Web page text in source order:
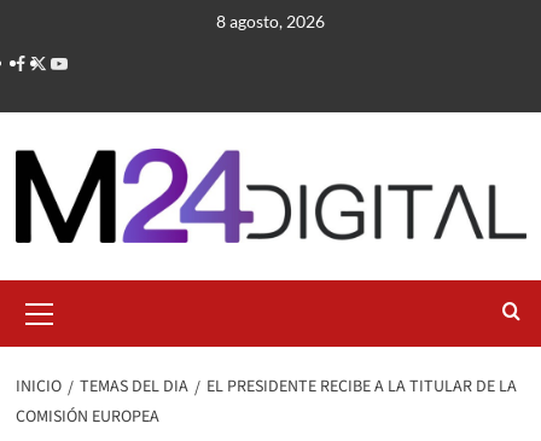
contenido
8 agosto, 2026
primario
INICIO TEMAS DEL DIA
EL PRESIDENTE RECIBE A LA TITULAR DE LA
COMISIÓN EUROPEA